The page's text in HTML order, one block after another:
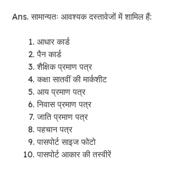
Ans. सामान्यतः आवश्यक दस्तावेजों में शामिल हैं:
आधार कार्ड
पैन कार्ड
शैक्षिक प्रमाण पत्र
कक्षा सातवीं की मार्कशीट
आय प्रमाण पत्र
निवास प्रमाण पत्र
जाति प्रमाण पत्र
पहचान पत्र
पासपोर्ट साइज फोटो
पासपोर्ट आकार की तस्वीरें